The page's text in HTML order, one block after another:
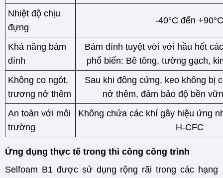
Nhiệt độ chịu
đựng
-40°C đến +90°C
Khả năng bám
dính
Bám dính tuyệt vời với hầu hết
phổ biến: Bê tông, tường gạch,
Không co ngót,
trương nở thêm
Sau khi đông cứng, keo không bị
nở thêm, đảm bảo độ bền
An toàn với môi
trường
Không chứa các khí gây hiệu ứng
H-CFC
Ứng dụng thực tế trong thi công công trình
Selfoam B1 được sử dụng rộng rãi trong các hạng